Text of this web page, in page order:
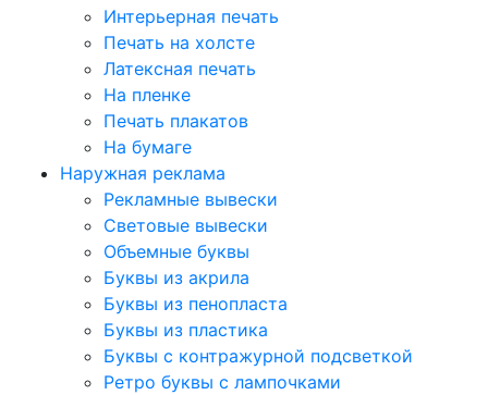
Интерьерная печать
Печать на холсте
Латексная печать
На пленке
Печать плакатов
На бумаге
Наружная реклама
Рекламные вывески
Световые вывески
Объемные буквы
Буквы из акрила
Буквы из пенопласта
Буквы из пластика
Буквы с контражурной подсветкой
Ретро буквы с лампочками